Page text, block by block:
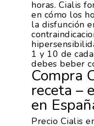
horas. Cialis
en cómo los
la disfunción
1 y 10 de
debes beber
Compra
receta –
en
Precio Cialis